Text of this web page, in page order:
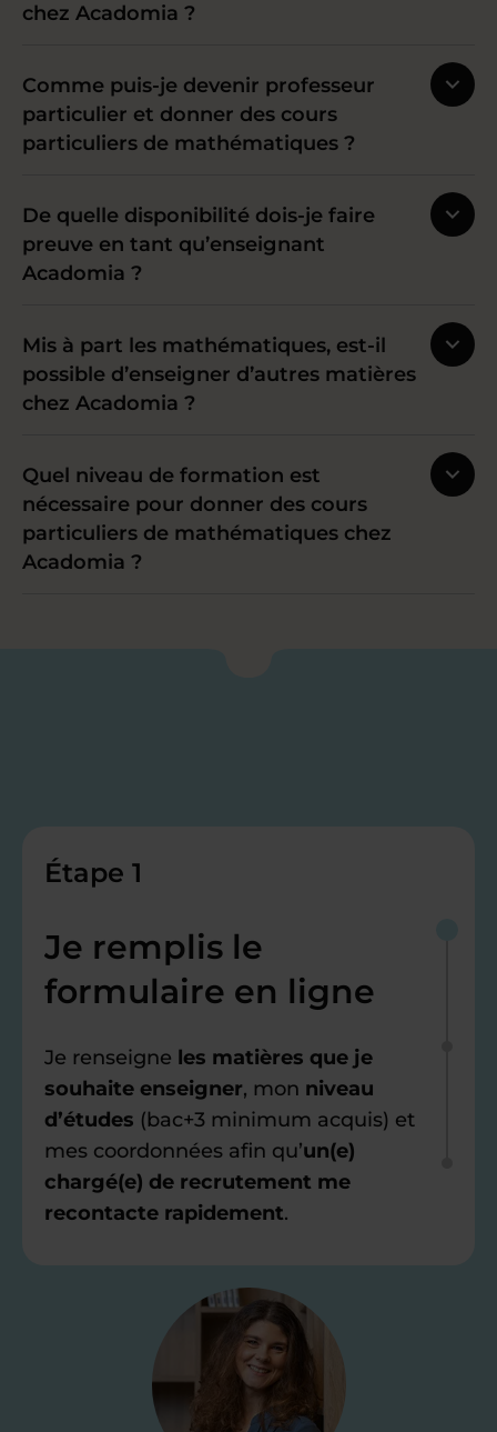
chez Acadomia ?
Comme puis-je devenir professeur
particulier et donner des cours
particuliers de mathématiques ?
De quelle disponibilité dois-je faire
preuve en tant qu’enseignant
Acadomia ?
Mis à part les mathématiques, est-il
possible d’enseigner d’autres matières
chez Acadomia ?
Quel niveau de formation est
nécessaire pour donner des cours
particuliers de mathématiques chez
Acadomia ?
Étape 1
Je remplis le
formulaire en ligne
Je renseigne les matières que je
souhaite enseigner, mon niveau
d’études (bac+3 minimum acquis) et
mes coordonnées afin qu’un(e)
chargé(e) de recrutement me
recontacte rapidement.
Je valide ma
candidature